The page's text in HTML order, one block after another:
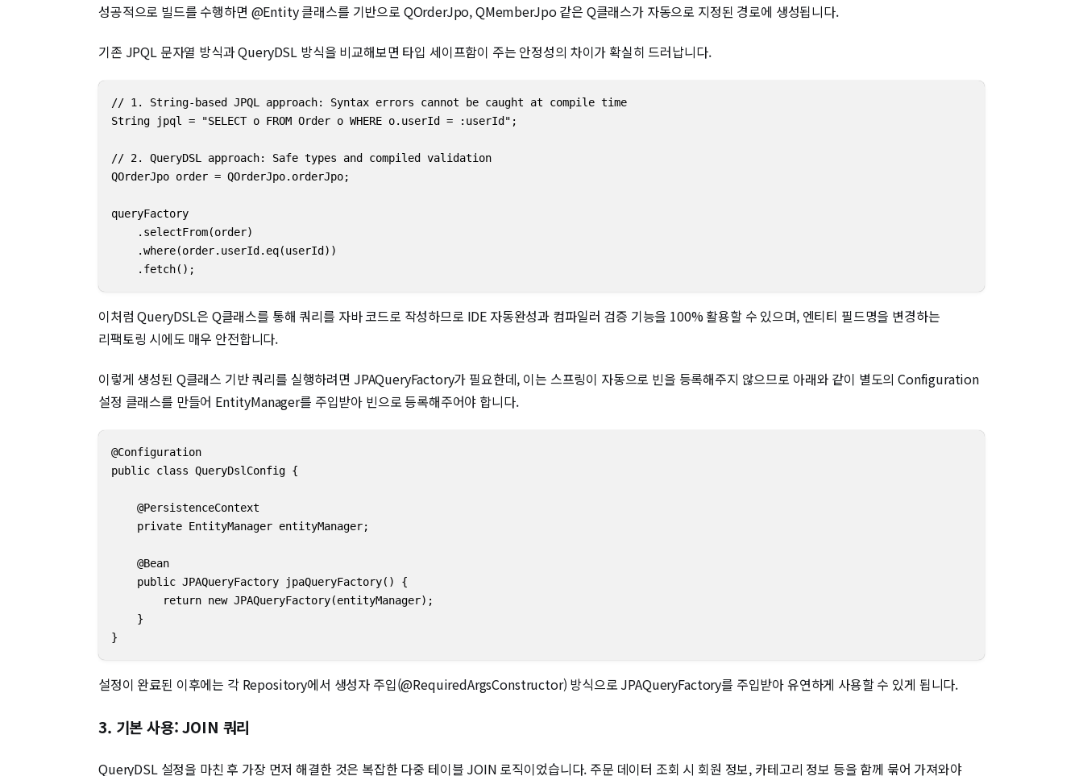
성공적으로 빌드를 수행하면 @Entity 클래스를 기반으로 QOrderJpo, QMemberJpo 같은 Q클래스가 자동으로 지정된 경로에 생성됩니다.
기존 JPQL 문자열 방식과 QueryDSL 방식을 비교해보면 타입 세이프함이 주는 안정성의 차이가 확실히 드러납니다.
// 1. String-based JPQL approach: Syntax errors cannot be caught at compile time
String jpql = "SELECT o FROM Order o WHERE o.userId = :userId";
// 2. QueryDSL approach: Safe types and compiled validation
QOrderJpo order = QOrderJpo.orderJpo;
queryFactory
    .selectFrom(order)
    .where(order.userId.eq(userId))
    .fetch();
이처럼 QueryDSL은 Q클래스를 통해 쿼리를 자바 코드로 작성하므로 IDE 자동완성과 컴파일러 검증 기능을 100% 활용할 수 있으며, 엔티티 필드명을 변경하는
리팩토링 시에도 매우 안전합니다.
이렇게 생성된 Q클래스 기반 쿼리를 실행하려면 JPAQueryFactory가 필요한데, 이는 스프링이 자동으로 빈을 등록해주지 않으므로 아래와 같이 별도의 Configuration
설정 클래스를 만들어 EntityManager를 주입받아 빈으로 등록해주어야 합니다.
@Configuration
public class QueryDslConfig {
    @PersistenceContext
    private EntityManager entityManager;
    @Bean
    public JPAQueryFactory jpaQueryFactory() {
        return new JPAQueryFactory(entityManager);
    }
}
설정이 완료된 이후에는 각 Repository에서 생성자 주입(@RequiredArgsConstructor) 방식으로 JPAQueryFactory를 주입받아 유연하게 사용할 수 있게 됩니다.
3. 기본 사용: JOIN 쿼리
QueryDSL 설정을 마친 후 가장 먼저 해결한 것은 복잡한 다중 테이블 JOIN 로직이었습니다. 주문 데이터 조회 시 회원 정보, 카테고리 정보 등을 함께 묶어 가져와야